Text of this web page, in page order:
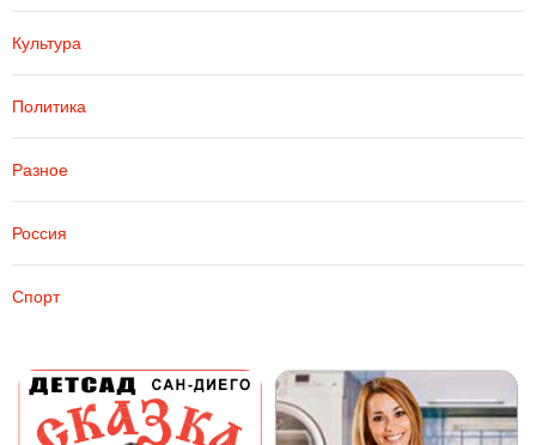
Культура
Политика
Разное
Россия
Спорт